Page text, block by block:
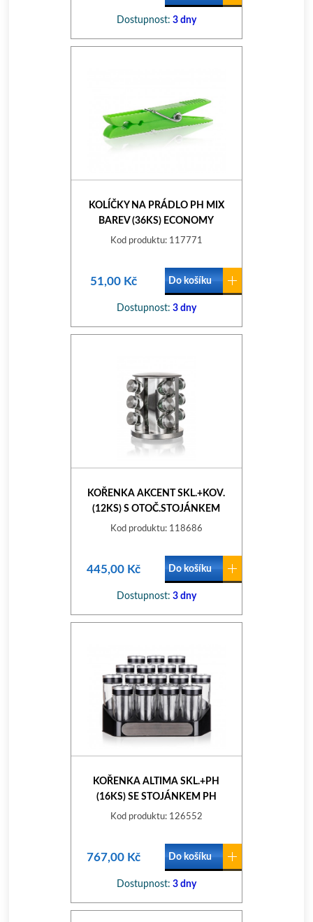
Dostupnost: 3 dny
KOLÍČKY NA PRÁDLO PH MIX
BAREV (36KS) ECONOMY
Kod produktu: 117771
51,00 Kč Do košíku
Dostupnost: 3 dny
KOŘENKA AKCENT SKL.+KOV.
(12KS) S OTOČ.STOJÁNKEM
NEREZ
Kod produktu: 118686
445,00 Kč Do košíku
Dostupnost: 3 dny
KOŘENKA ALTIMA SKL.+PH
(16KS) SE STOJÁNKEM PH
Kod produktu: 126552
767,00 Kč Do košíku
Dostupnost: 3 dny